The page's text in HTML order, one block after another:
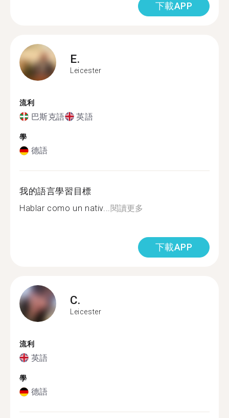
下載APP
E.
Leicester
流利
巴斯克語 英語
學
德語
我的語言學習目標
Hablar como un nativ...閱讀更多
下載APP
C.
Leicester
流利
英語
學
德語